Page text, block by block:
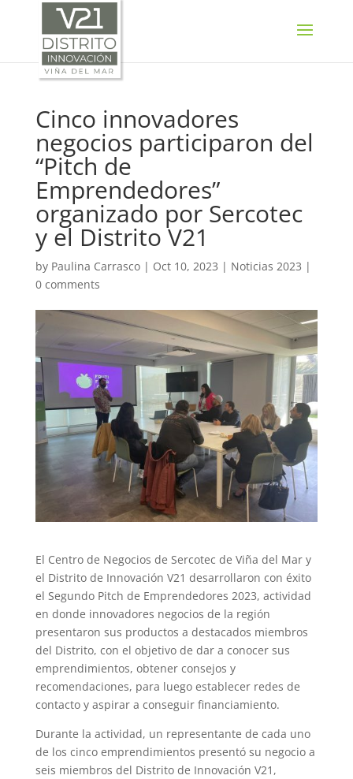
Cinco innovadores
negocios participaron del
“Pitch de
Emprendedores”
organizado por Sercotec
y el Distrito V21
by Paulina Carrasco| Oct 10, 2023 | Noticias 2023 |
0 comments
El Centro de Negocios de Sercotec de Viña del Mar y
el Distrito de Innovación V21 desarrollaron con éxito
el Segundo Pitch de Emprendedores 2023, actividad
en donde innovadores negocios de la región
presentaron sus productos a destacados miembros
del Distrito, con el objetivo de dar a conocer sus
emprendimientos, obtener consejos y
recomendaciones, para luego establecer redes de
contacto y aspirar a conseguir financiamiento.
Durante la actividad, un representante de cada uno
de los cinco emprendimientos presentó su negocio a
seis miembros del Distrito de Innovación V21,
SELECT LANGUAGE ▼